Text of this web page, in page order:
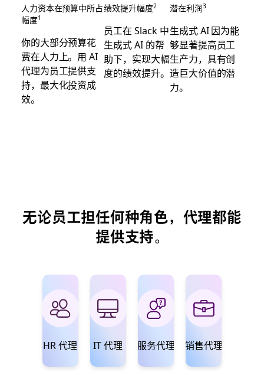
人力资本在预算中所占
幅度1
你的大部分预算花
费在人力上。用 AI
代理为员工提供支
持，最大化投资成
效。
绩效提升幅度2
员工在 Slack 中
生成式 AI 的帮
助下，实现大幅
度的绩效提升。
潜在利润3
生成式 AI 因为能
够显著提高员工
生产力，具有创
造巨大价值的潜
力。
无论员工担任何种角色，代理都能
提供支持。
HR 代理 IT 代理 服务代理 销售代理